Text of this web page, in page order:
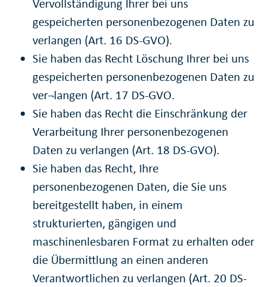
Vervollständigung Ihrer bei uns
gespeicherten personenbezogenen Daten zu
verlangen (Art. 16 DS-GVO).
Sie haben das Recht Löschung Ihrer bei uns
gespeicherten personenbezogenen Daten zu
ver¬langen (Art. 17 DS-GVO.
Sie haben das Recht die Einschränkung der
Verarbeitung Ihrer personenbezogenen
Daten zu verlangen (Art. 18 DS-GVO).
Sie haben das Recht, Ihre
personenbezogenen Daten, die Sie uns
bereitgestellt haben, in einem
strukturierten, gängigen und
maschinenlesbaren Format zu erhalten oder
die Übermittlung an einen anderen
Verantwortlichen zu verlangen (Art. 20 DS-